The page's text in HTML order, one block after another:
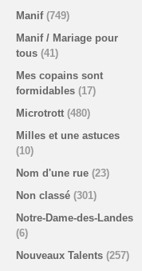
Manif (749)
Manif / Mariage pour
tous (41)
Mes copains sont
formidables (17)
Microtrott (480)
Milles et une astuces
(10)
Nom d'une rue (23)
Non classé (301)
Notre-Dame-des-Landes
(6)
Nouveaux Talents (257)